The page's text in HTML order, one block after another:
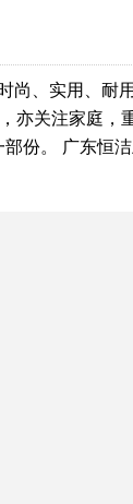
尚、实用、耐
亦关注家庭
份。 广东恒